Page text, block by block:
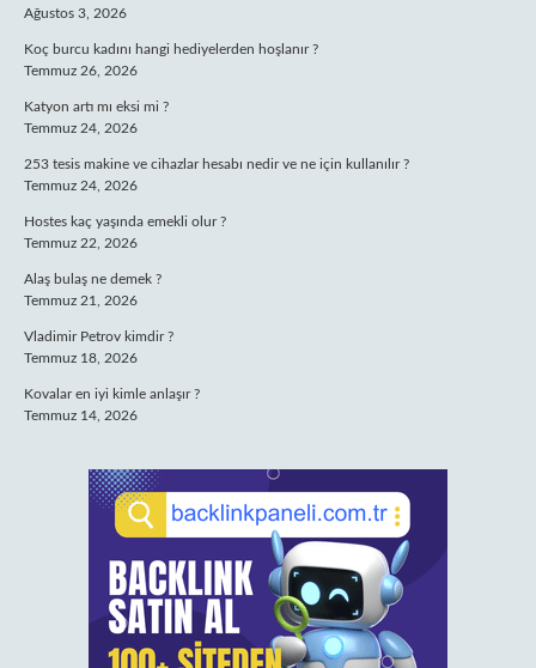
Ağustos 3, 2026
Koç burcu kadını hangi hediyelerden hoşlanır ?
Temmuz 26, 2026
Katyon artı mı eksi mi ?
Temmuz 24, 2026
253 tesis makine ve cihazlar hesabı nedir ve ne için kullanılır ?
Temmuz 24, 2026
Hostes kaç yaşında emekli olur ?
Temmuz 22, 2026
Alaş bulaş ne demek ?
Temmuz 21, 2026
Vladimir Petrov kimdir ?
Temmuz 18, 2026
Kovalar en iyi kimle anlaşır ?
Temmuz 14, 2026